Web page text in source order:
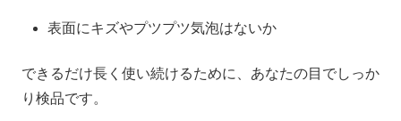
表面にキズやプツプツ気泡はないか
できるだけ長く使い続けるために、あなたの目でしっか
り検品です。